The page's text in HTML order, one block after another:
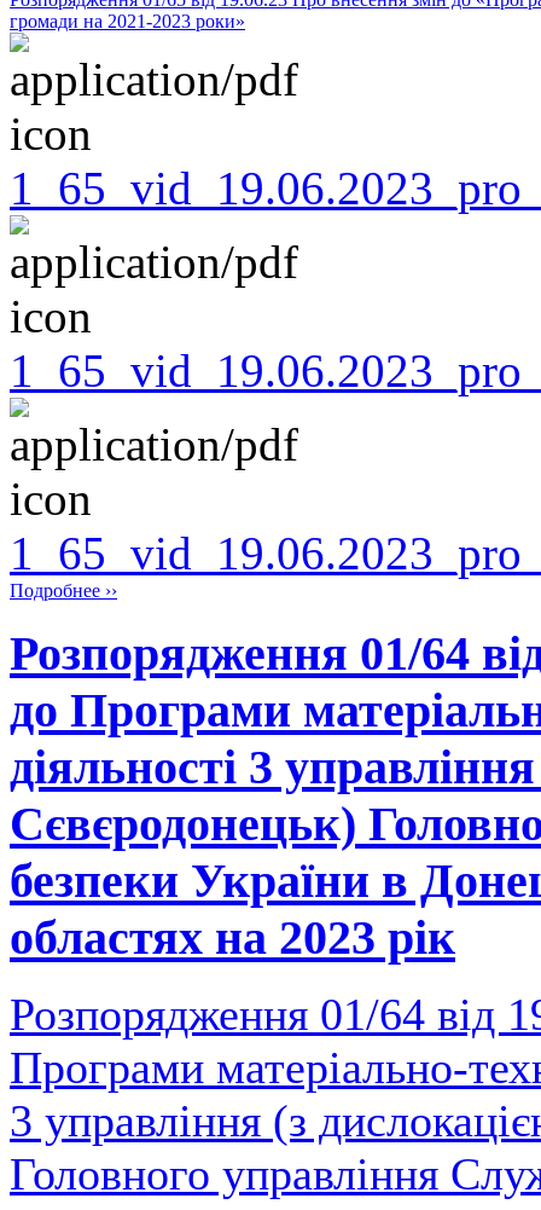
громади на 2021-2023 роки»
Подробнее ››
Розпорядження 01/64
до Програми
діяльності 3
Сєвєродонецьк)
безпеки України в
областях на 2023 рік
Розпорядження 01/64 від
Програми матеріально-
3 управління (з
Головного управління